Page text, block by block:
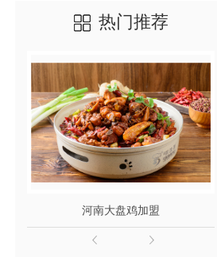
热门推荐
河南大盘鸡加盟